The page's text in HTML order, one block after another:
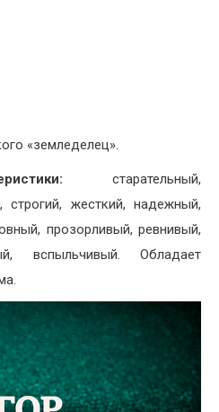
«земледелец».
старательный,
строгий, жесткий, надежный,
прозорливый, ревнивый,
вспыльчивый. Обладает